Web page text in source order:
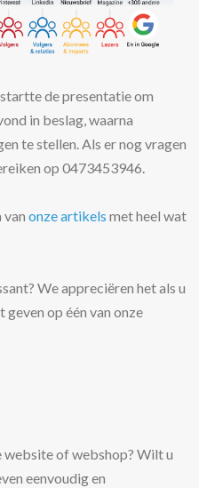
de presentatie om
in beslag, waarna
te stellen. Als er nog vragen
op 0473453946.
vanonze artikels met heel wat
We appreciëren het als u
op één van onze
website of webshop? Wilt u
eenvoudig en